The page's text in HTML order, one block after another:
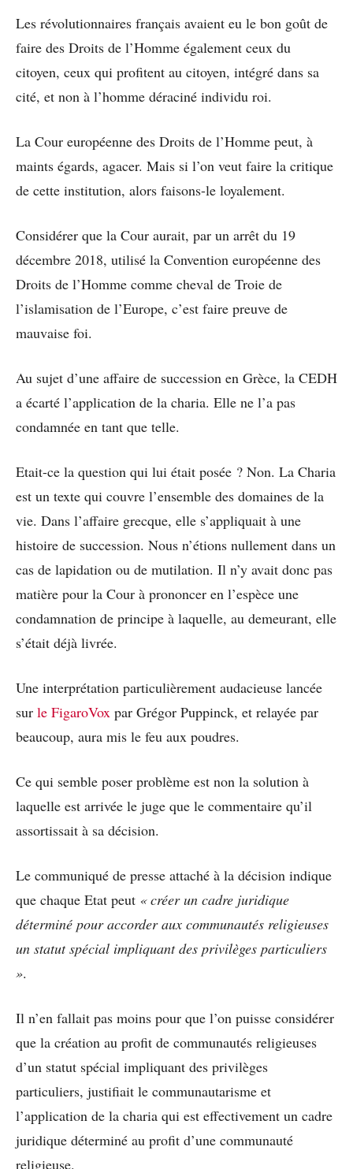
Les révolutionnaires français avaient eu le bon goût de
faire des Droits de l’Homme également ceux du
citoyen, ceux qui profitent au citoyen, intégré dans sa
cité, et non à l’homme déraciné individu roi.
La Cour européenne des Droits de l’Homme peut, à
maints égards, agacer. Mais si l’on veut faire la critique
de cette institution, alors faisons-le loyalement.
Considérer que la Cour aurait, par un arrêt du 19
décembre 2018, utilisé la Convention européenne des
Droits de l’Homme comme cheval de Troie de
l’islamisation de l’Europe, c’est faire preuve de
mauvaise foi.
Au sujet d’une affaire de succession en Grèce, la CEDH
a écarté l’application de la charia. Elle ne l’a pas
condamnée en tant que telle.
Etait-ce la question qui lui était posée ? Non. La Charia
est un texte qui couvre l’ensemble des domaines de la
vie. Dans l’affaire grecque, elle s’appliquait à une
histoire de succession. Nous n’étions nullement dans un
cas de lapidation ou de mutilation. Il n’y avait donc pas
matière pour la Cour à prononcer en l’espèce une
condamnation de principe à laquelle, au demeurant, elle
s’était déjà livrée.
Une interprétation particulièrement audacieuse lancée
sur le FigaroVox par Grégor Puppinck, et relayée par
beaucoup, aura mis le feu aux poudres.
Ce qui semble poser problème est non la solution à
laquelle est arrivée le juge que le commentaire qu’il
assortissait à sa décision.
Le communiqué de presse attaché à la décision indique
que chaque Etat peut « créer un cadre juridique
déterminé pour accorder aux communautés religieuses
un statut spécial impliquant des privilèges particuliers
».
Il n’en fallait pas moins pour que l’on puisse considérer
que la création au profit de communautés religieuses
d’un statut spécial impliquant des privilèges
particuliers, justifiait le communautarisme et
l’application de la charia qui est effectivement un cadre
juridique déterminé au profit d’une communauté
religieuse.